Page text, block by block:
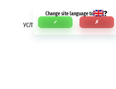
Change site language to ?
✓ ✗
УСЛУГИ ОПЛАТА